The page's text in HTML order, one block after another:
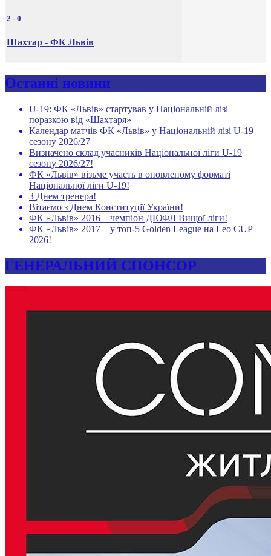
2 - 0
Шахтар - ФК Львів
Останні новини
U-19: ФК «Львів» стартував у Національній лізі
поразкою від «Шахтаря»
Календар матчів ФК «Львів» у Національній лізі U-19
сезону 2026/27
Визначено склад учасників Національної ліги U-19
сезону 2026/27!
ФК «Львів» візьме участь в оновленому форматі
Національної ліги U-19!
З Днем тренера!
Вітаємо з Днем Конституції України!
ФК «Львів» 2016 – чемпіон ДЮФЛ Вищої ліги!
ФК «Львів» 2017 – у топ-5 Golden League на Leo CUP
2026!
ГЕНЕРАЛЬНИЙ СПОНСОР